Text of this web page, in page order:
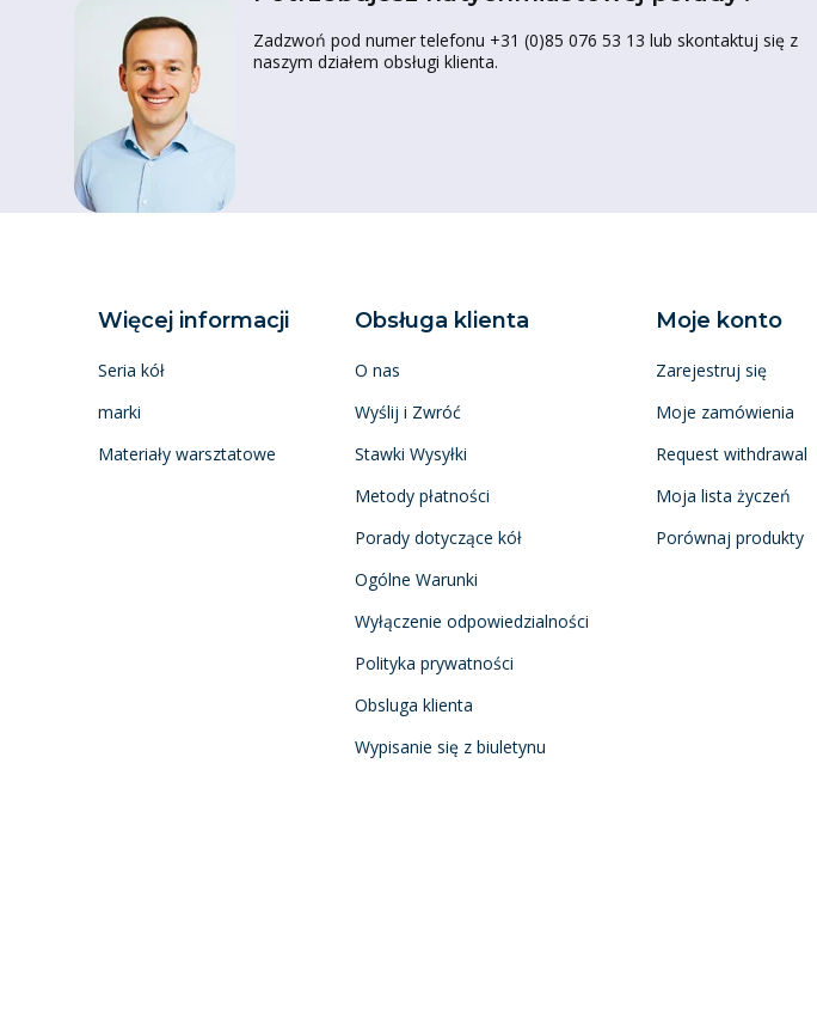
Zadzwoń pod numer telefonu +31 (0)85 076 53 13 lub skontaktuj się z
naszym działem obsługi klienta.
Więcej informacji
Seria kół
marki
Materiały warsztatowe
Obsługa klienta
O nas
Wyślij i Zwróć
Stawki Wysyłki
Metody płatności
Porady dotyczące kół
Ogólne Warunki
Wyłączenie odpowiedzialności
Polityka prywatności
Obsluga klienta
Wypisanie się z biuletynu
Moje konto
Zarejestruj się
Moje zamówienia
Request withdrawal
Moja lista życzeń
Porównaj produkty